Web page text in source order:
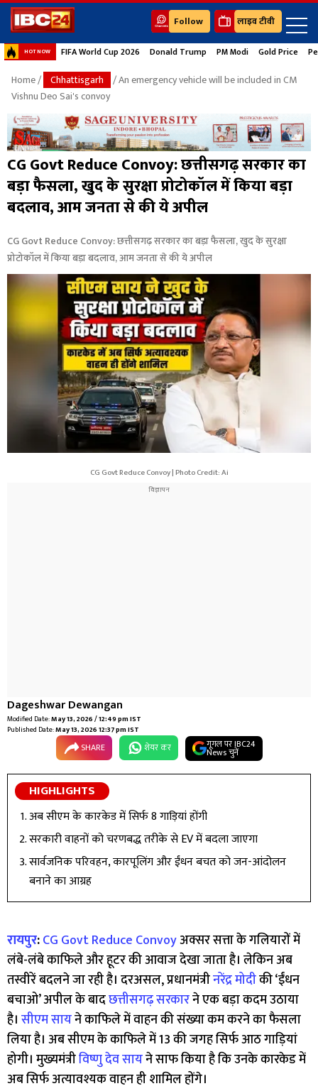
Follow लाइव टीवी
HOT NOW FIFA World Cup 2026 Donald Trump PM Modi Gold Price
Home/ Chhattisgarh
/ An emergency vehicle will be included in CM
Vishnu Deo Sai's convoy
CG Govt Reduce Convoy: छत्तीसगढ़ सरकार का
बड़ा फैसला, खुद के सुरक्षा प्रोटोकॉल में किया बड़ा
बदलाव, आम जनता से की ये अपील
CG Govt Reduce Convoy: छत्तीसगढ़ सरकार का बड़ा फैसला, खुद के सुरक्षा
प्रोटोकॉल में किया बड़ा बदलाव, आम जनता से की ये अपील
CG Govt Reduce Convoy | Photo Credit: Ai
Dageshwar Dewangan
Modified Date:May 13, 2026 / 12:49 pm IST
Published Date:May 13, 2026 12:37 pm IST
SHARE शेयर कर गूगल पर IBC24
News चुनें
HIGHLIGHTS
अब सीएम के कारकेड में सिर्फ 8 गाड़ियां होंगी
सरकारी वाहनों को चरणबद्ध तरीके से EV में बदला जाएगा
सार्वजनिक परिवहन, कारपूलिंग और ईंधन बचत को जन-आंदोलन
बनाने का आग्रह
रायपुर:CG Govt Reduce Convoyअक्सर सत्ता के गलियारों में
लंबे-लंबे काफिले और हूटर की आवाज देखा जाता है। लेकिन अब
तस्वीरें बदलने जा रही है। दरअसल, प्रधानमंत्रीनरेंद्र मोदीकी ‘ईंधन
बचाओ’ अपील के बादछत्तीसगढ़ सरकारने एक बड़ा कदम उठाया
है। सीएम सायने काफिले में वाहन की संख्या कम करने का फैसला
लिया है। अब सीएम के काफिले में 13 की जगह सिर्फ आठ गाड़ियां
होगी। मुख्यमंत्रीविष्णु देव सायने साफ किया है कि उनके कारकेड में
अब सिर्फ अत्यावश्यक वाहन ही शामिल होंगे।